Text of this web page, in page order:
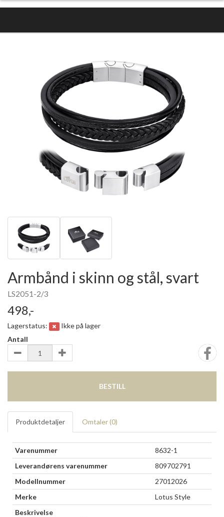
Armbånd i skinn og stål, svart
LS2051-2/3
498,-
Lagerstatus:
Ikke på lager
Antall
BESTILL
Produktdetaljer Omtaler (0)
Varenummer
8632-1
Leverandørens varenummer
809702791
Modellnummer
27012026
Merke
Lotus Style
Beskrivelse